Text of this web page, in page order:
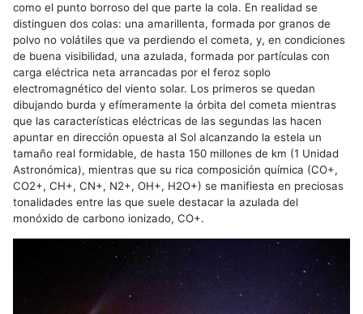
como el punto borroso del que parte la cola. En realidad se
distinguen dos colas: una amarillenta, formada por granos de
polvo no volátiles que va perdiendo el cometa, y, en condiciones
de buena visibilidad, una azulada, formada por partículas con
carga eléctrica neta arrancadas por el feroz soplo
electromagnético del viento solar. Los primeros se quedan
dibujando burda y efímeramente la órbita del cometa mientras
que las características eléctricas de las segundas las hacen
apuntar en dirección opuesta al Sol alcanzando la estela un
tamaño real formidable, de hasta 150 millones de km (1 Unidad
Astronómica), mientras que su rica composición química (CO+,
CO2+, CH+, CN+, N2+, OH+, H2O+) se manifiesta en preciosas
tonalidades entre las que suele destacar la azulada del
monóxido de carbono ionizado, CO+.